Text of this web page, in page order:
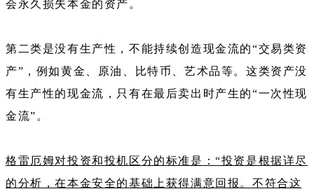
会永久损失本金的资产。
第二类是没有生产性，不能持续创造现金流的“交易类资
产”，例如黄金、原油、比特币、艺术品等。这类资产没
有生产性的现金流，只有在最后卖出时产生的“一次性现
金流”。
格雷厄姆对投资和投机区分的标准是：“投资是根据详尽
的分析，在本金安全的基础上获得满意回报。不符合这